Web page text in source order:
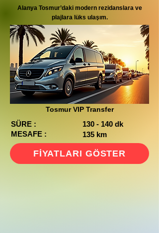
Alanya Tosmur’daki modern rezidanslara ve
plajlara lüks ulaşım.
Tosmur VIP Transfer
SÜRE :
MESAFE :
130 - 140 dk
135 km
FİYATLARI GÖSTER